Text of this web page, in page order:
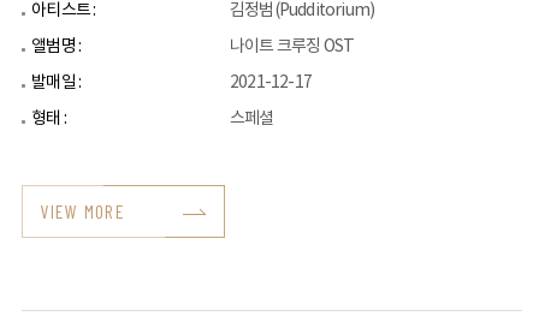
아티스트 :
김정범(Pudditorium)
앨범명 :
나이트 크루징 OST
발매일 :
2021-12-17
형태 :
스페셜
VIEW MORE